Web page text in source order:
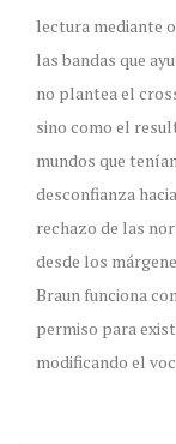
lectura mediante
las bandas que
no plantea el
sino como el
mundos que
desconfianza
rechazo de las
desde los
Braun funciona
permiso para
modificando el